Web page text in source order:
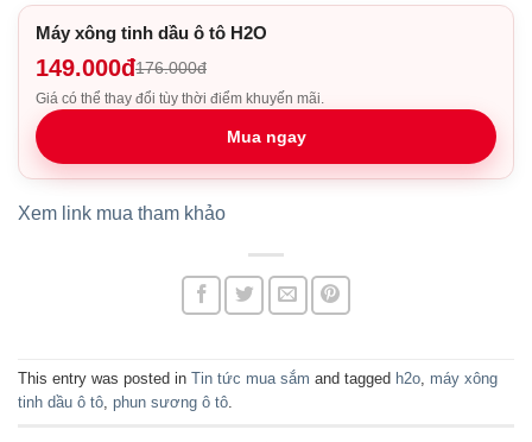
Máy xông tinh dầu ô tô H2O
149.000đ176.000đ
Giá có thể thay đổi tùy thời điểm khuyến mãi.
Mua ngay
Xem link mua tham khảo
This entry was posted in Tin tức mua sắm and tagged h2o, máy xông
tinh dầu ô tô, phun sương ô tô.